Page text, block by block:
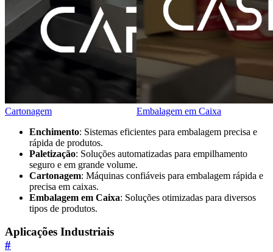
Cartonagem
Embalagem em Caixa
Enchimento: Sistemas eficientes para embalagem precisa e
rápida de produtos.
Paletização: Soluções automatizadas para empilhamento
seguro e em grande volume.
Cartonagem: Máquinas confiáveis para embalagem rápida e
precisa em caixas.
Embalagem em Caixa: Soluções otimizadas para diversos
tipos de produtos.
Aplicações Industriais
#